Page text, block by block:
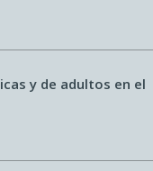
y de adultos en el